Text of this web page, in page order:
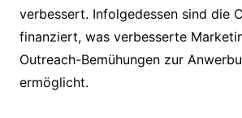
verbessert. Infolgedessen sind die
finanziert, was verbesserte
Outreach-Bemühungen zur
ermöglicht.